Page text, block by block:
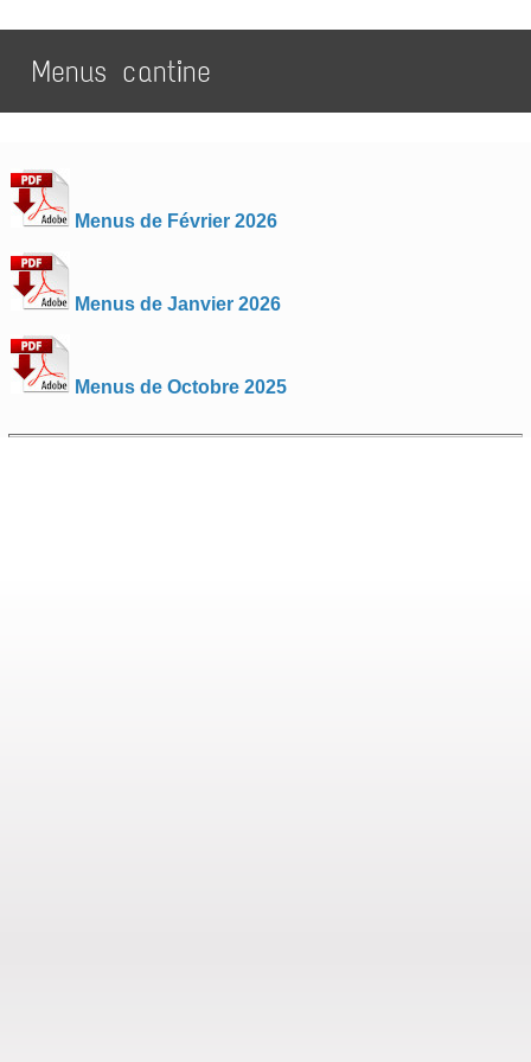
Menus cantine
Menus de Février 2026
Menus de Janvier 2026
Menus de Octobre 2025